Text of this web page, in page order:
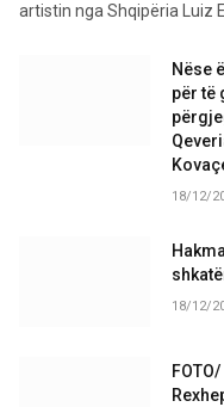
artistin nga Shqipëria Luiz
Nëse
për të
18/12/
18/12/